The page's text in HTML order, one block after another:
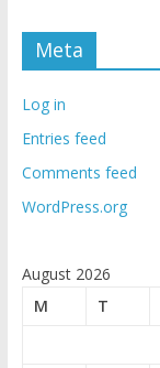
Meta
Log in
Entries feed
Comments feed
WordPress.org
August 2026
M
T